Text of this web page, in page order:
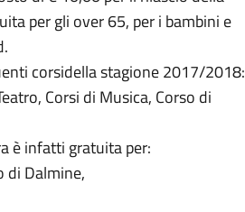
per gli over 65, per i bambini e
corsidella stagione 2017/2018:
Corsi di Musica, Corso di
è infatti gratuita per:
di Dalmine,